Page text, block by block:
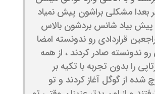
بعدا مشکلی براشون پیش نمیاد
بیاد شانس بردشون بالاس
قراردادی رو ندونسته امضا
ندونسته صادر کردند ، از همه
را بدون تجربه با تکیه بر
شده از گوگل آغاز کردند و تو